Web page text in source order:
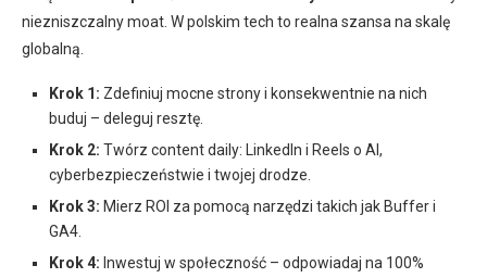
niezniszczalny moat. W polskim tech to realna szansa na skalę
globalną.
Krok 1: Zdefiniuj mocne strony i konsekwentnie na nich
buduj – deleguj resztę.
Krok 2: Twórz content daily: LinkedIn i Reels o AI,
cyberbezpieczeństwie i twojej drodze.
Krok 3: Mierz ROI za pomocą narzędzi takich jak Buffer i
GA4.
Krok 4: Inwestuj w społeczność – odpowiadaj na 100%